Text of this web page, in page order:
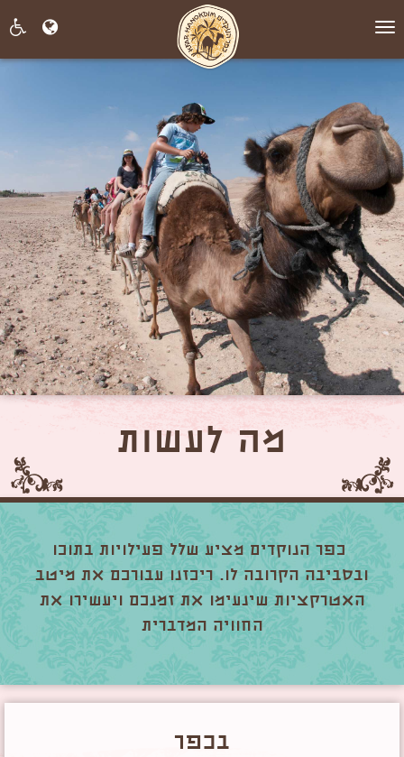
תפריט
מה לעשות
כפר הנוקדים מציע שלל פעילויות בתוכו
ובסביבה הקרובה לו. ריכזנו עבורכם את מיטב
האטרקציות שינעימו את זמנכם ויעשירו את
החוויה המדברית
בכפר